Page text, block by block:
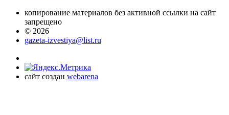
копирование материалов без активной ссылки на сайт
запрещено
© 2026
gazeta-izvestiya@list.ru
сайт создан webarena